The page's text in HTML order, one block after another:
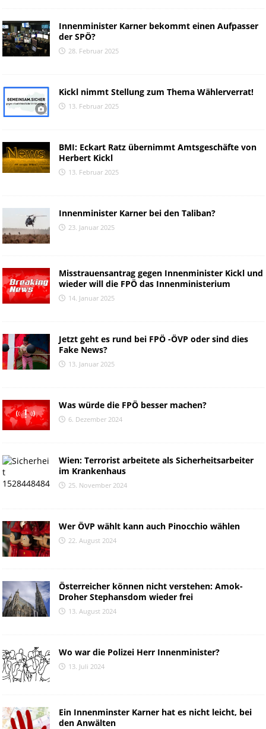
Innenminister Karner bekommt einen Aufpasser
der SPÖ?
28. Februar 2025
Kickl nimmt Stellung zum Thema Wählerverrat!
13. Februar 2025
BMI: Eckart Ratz übernimmt Amtsgeschäfte von
Herbert Kickl
13. Februar 2025
Innenminister Karner bei den Taliban?
23. Januar 2025
Misstrauensantrag gegen Innenminister Kickl und
wieder will die FPÖ das Innenministerium
14. Januar 2025
Jetzt geht es rund bei FPÖ -ÖVP oder sind dies
Fake News?
13. Januar 2025
Was würde die FPÖ besser machen?
6. Dezember 2024
Wien: Terrorist arbeitete als Sicherheitsarbeiter
im Krankenhaus
25. November 2024
Wer ÖVP wählt kann auch Pinocchio wählen
22. August 2024
Österreicher können nicht verstehen: Amok-
Droher Stephansdom wieder frei
13. August 2024
Wo war die Polizei Herr Innenminister?
13. Juli 2024
Ein Innenminster Karner hat es nicht leicht, bei
den Anwälten